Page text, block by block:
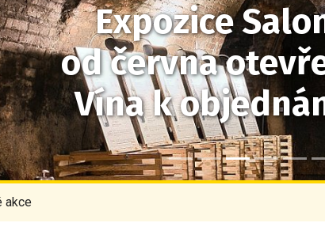
Expozice
od června
Vína k
akce